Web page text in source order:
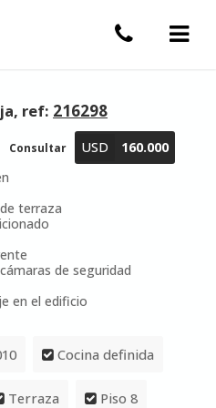
ref: 216298
Consultar USD
160.000
terraza
de seguridad
en el edificio
Cocina definida
Terraza Piso 8